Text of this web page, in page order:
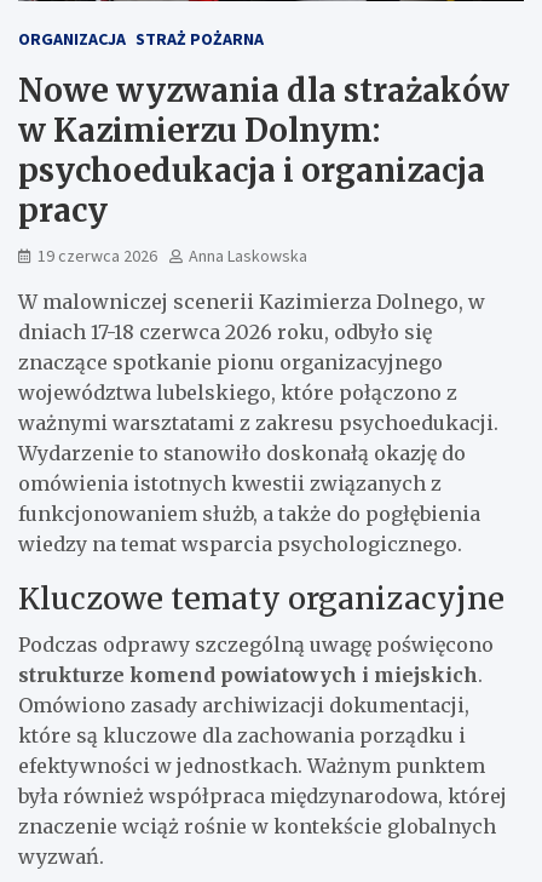
ORGANIZACJA STRAŻ POŻARNA
Nowe wyzwania dla strażaków
w Kazimierzu Dolnym:
psychoedukacja i organizacja
pracy
19 czerwca 2026 Anna Laskowska
W malowniczej scenerii Kazimierza Dolnego, w
dniach 17-18 czerwca 2026 roku, odbyło się
znaczące spotkanie pionu organizacyjnego
województwa lubelskiego, które połączono z
ważnymi warsztatami z zakresu psychoedukacji.
Wydarzenie to stanowiło doskonałą okazję do
omówienia istotnych kwestii związanych z
funkcjonowaniem służb, a także do pogłębienia
wiedzy na temat wsparcia psychologicznego.
Kluczowe tematy organizacyjne
Podczas odprawy szczególną uwagę poświęcono
strukturze komend powiatowych i miejskich.
Omówiono zasady archiwizacji dokumentacji,
które są kluczowe dla zachowania porządku i
efektywności w jednostkach. Ważnym punktem
była również współpraca międzynarodowa, której
znaczenie wciąż rośnie w kontekście globalnych
wyzwań.